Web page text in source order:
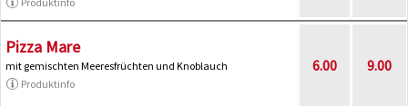
Pizza Mare
mit gemischten Meeresfrüchten und Knoblauch
Produktinfo
6.00 9.00